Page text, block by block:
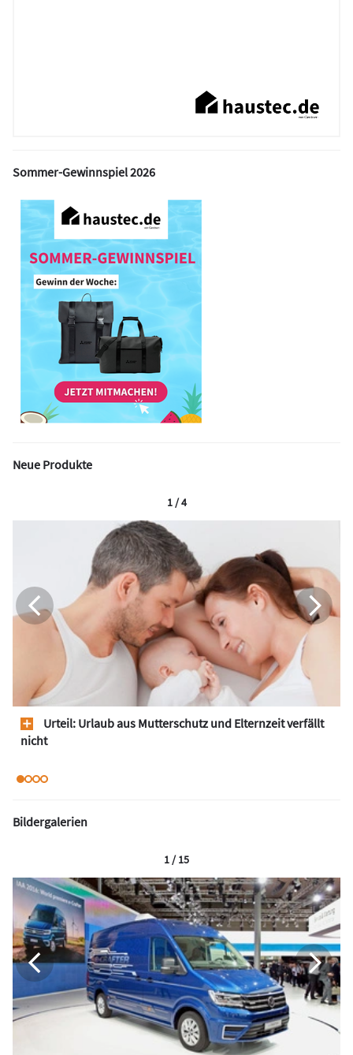
Sommer-Gewinnspiel 2026
Neue Produkte
Urteil: Urlaub aus Mutterschutz und Elternzeit verfällt
nicht
1 / 4
Bildergalerien
1 / 15